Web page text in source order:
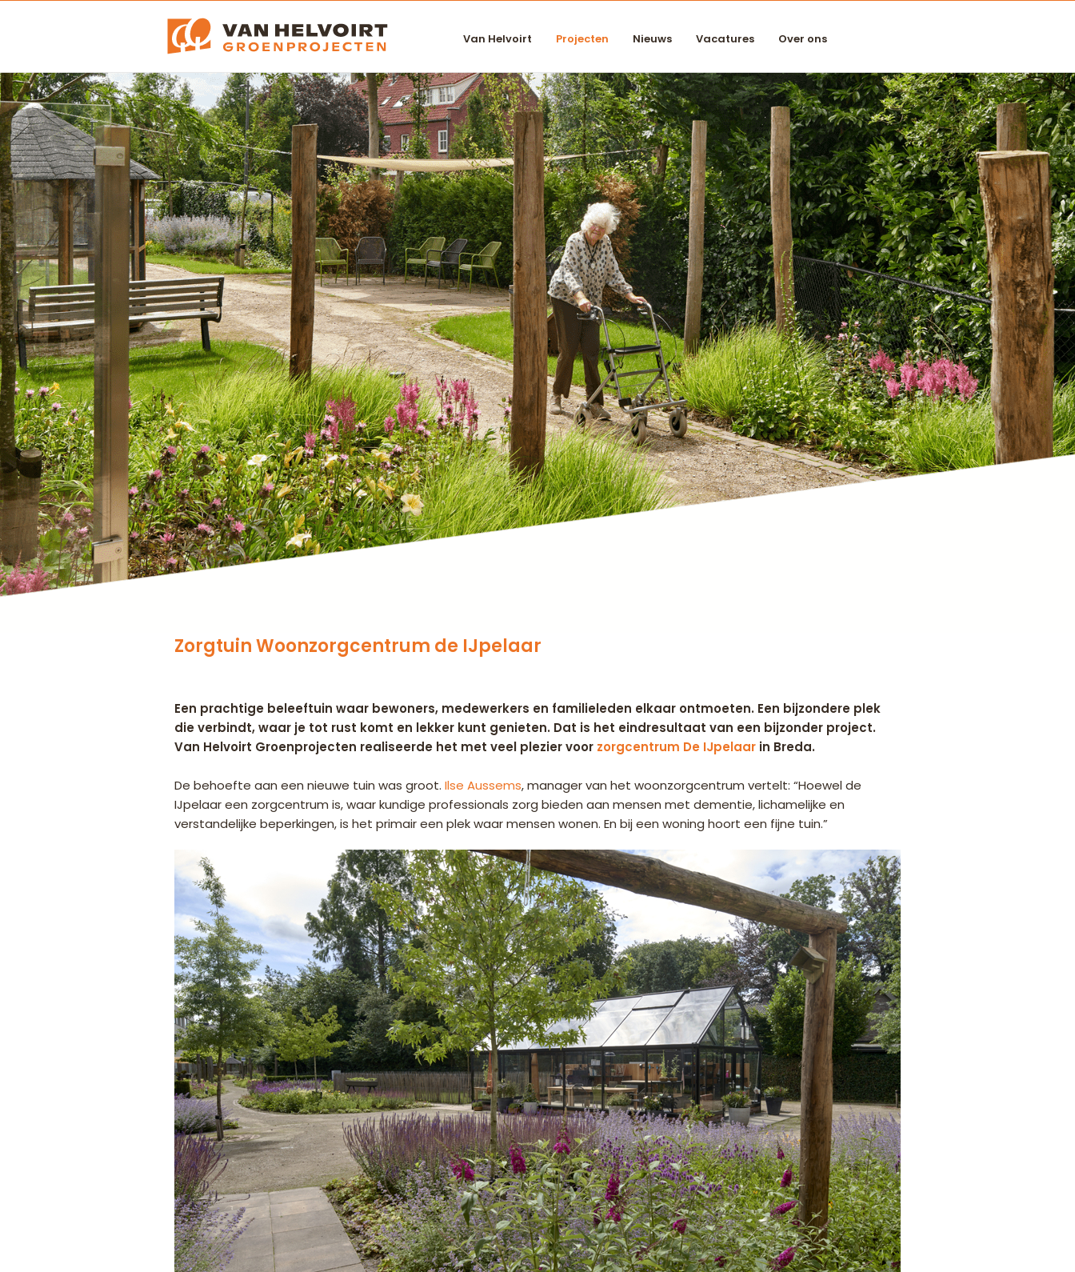
Van Helvoirt Projecten Nieuws Vacatures Over ons
Zorgtuin Woonzorgcentrum de IJpelaar
Een prachtige beleeftuin waar bewoners, medewerkers en familieleden elkaar ontmoeten. Een bijzondere plek
die verbindt, waar je tot rust komt en lekker kunt genieten. Dat is het eindresultaat van een bijzonder project.
Van Helvoirt Groenprojecten realiseerde het met veel plezier voor zorgcentrum De IJpelaar in Breda.
De behoefte aan een nieuwe tuin was groot. Ilse Aussems, manager van het woonzorgcentrum vertelt: “Hoewel de
IJpelaar een zorgcentrum is, waar kundige professionals zorg bieden aan mensen met dementie, lichamelijke en
verstandelijke beperkingen, is het primair een plek waar mensen wonen. En bij een woning hoort een fijne tuin.”